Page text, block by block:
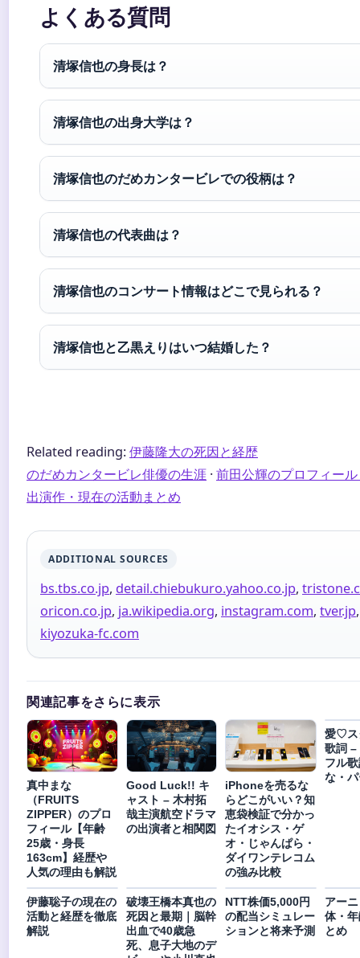
よくある質問
清塚信也の身長は？
清塚信也の出身大学は？
清塚信也のだめカンタービレでの役柄は？
清塚信也の代表曲は？
清塚信也のコンサート情報はどこで見られる？
清塚信也と乙黒えりはいつ結婚した？
Related reading:伊藤隆大の死因と経歴
のだめカンタービレ俳優の生涯 ·前田公輝のプロフィー
出演作・現在の活動まとめ
ADDITIONAL SOURCES
bs.tbs.co.jp, detail.chiebukuro.yahoo.co.jp,
oricon.co.jp, ja.wikipedia.org, instagram.com, tver.jp,
kiyozuka-fc.com
関連記事をさらに表示
真中まな
（FRUITS
ZIPPER）のプロ
フィール【年齢
25歳・身長
163cm】経歴や
人気の理由も解説
Good Luck!! キ
ャスト – 木村拓
哉主演航空ドラマ
の出演者と相関図
iPhoneを売るな
らどこがいい？知
恵袋検証で分かっ
たイオシス・ゲ
オ・じゃんぱら・
ダイワンテレコム
の強み比較
愛♡ス
歌詞 –
フル
な・
伊藤聡子の現在の
活動と経歴を徹底
解説
破壊王橋本真也の
死因と最期｜脳幹
出血で40歳急
死、息子大地のデ
NTT株価5,000円
の配当シミュレー
ションと将来予測
アー
体・
とめ